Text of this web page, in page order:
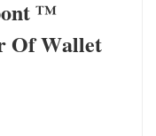
™
Of Wallet